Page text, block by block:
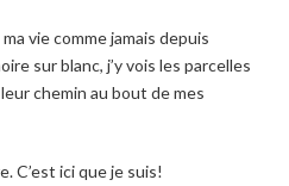
vie comme jamais depuis
sur blanc, j’y vois les parcelles
chemin au bout de mes
C’est ici que je suis!